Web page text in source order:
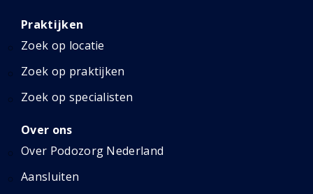
Praktijken
Zoek op locatie
Zoek op praktijken
Zoek op specialisten
Over ons
Over Podozorg Nederland
Aansluiten